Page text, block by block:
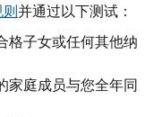
并通过以下测试：
格子女或任何其他纳
家庭成员与您全年同